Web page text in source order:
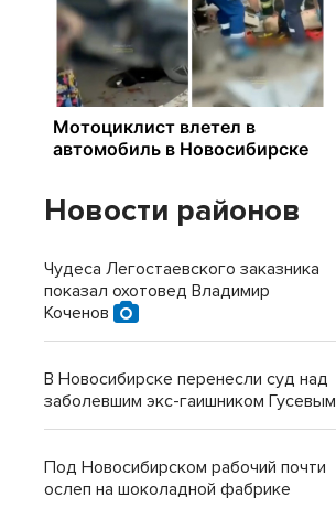
Новости районов
Чудеса Легостаевского заказника
показал охотовед Владимир
Коченов
В Новосибирске перенесли суд над
заболевшим экс-гаишником Гусевым
Под Новосибирском рабочий почти
ослеп на шоколадной фабрике